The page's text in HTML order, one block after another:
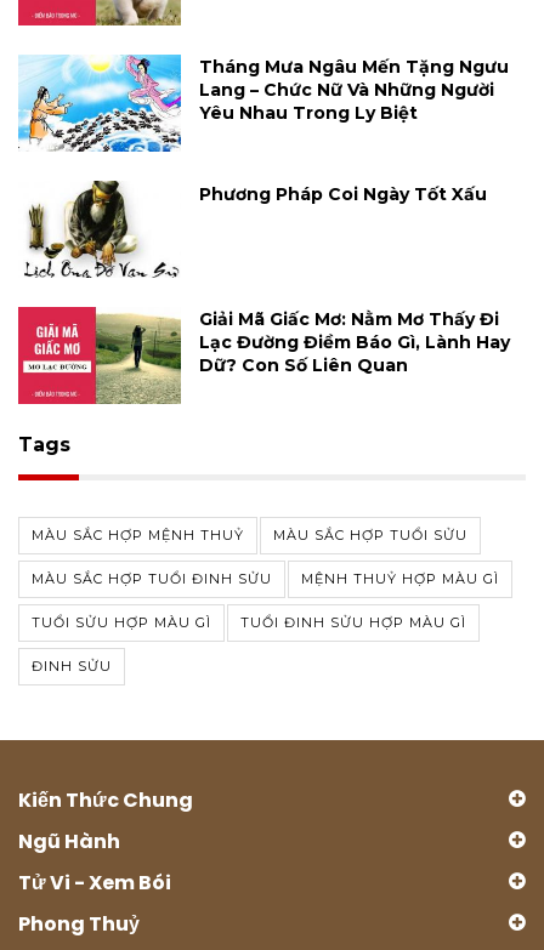
Tháng Mưa Ngâu Mến Tặng Ngưu
Lang – Chức Nữ Và Những Người
Yêu Nhau Trong Ly Biệt
Phương Pháp Coi Ngày Tốt Xấu
Giải Mã Giấc Mơ: Nằm Mơ Thấy Đi
Lạc Đường Điềm Báo Gì, Lành Hay
Dữ? Con Số Liên Quan
Tags
MÀU SẮC HỢP MỆNH THUỶ MÀU SẮC HỢP TUỔI SỬU
MÀU SẮC HỢP TUỔI ĐINH SỬU MỆNH THUỶ HỢP MÀU GÌ
TUỔI SỬU HỢP MÀU GÌ TUỔI ĐINH SỬU HỢP MÀU GÌ
ĐINH SỬU
Kiến Thức Chung
Ngũ Hành
Tử Vi - Xem Bói
Phong Thuỷ